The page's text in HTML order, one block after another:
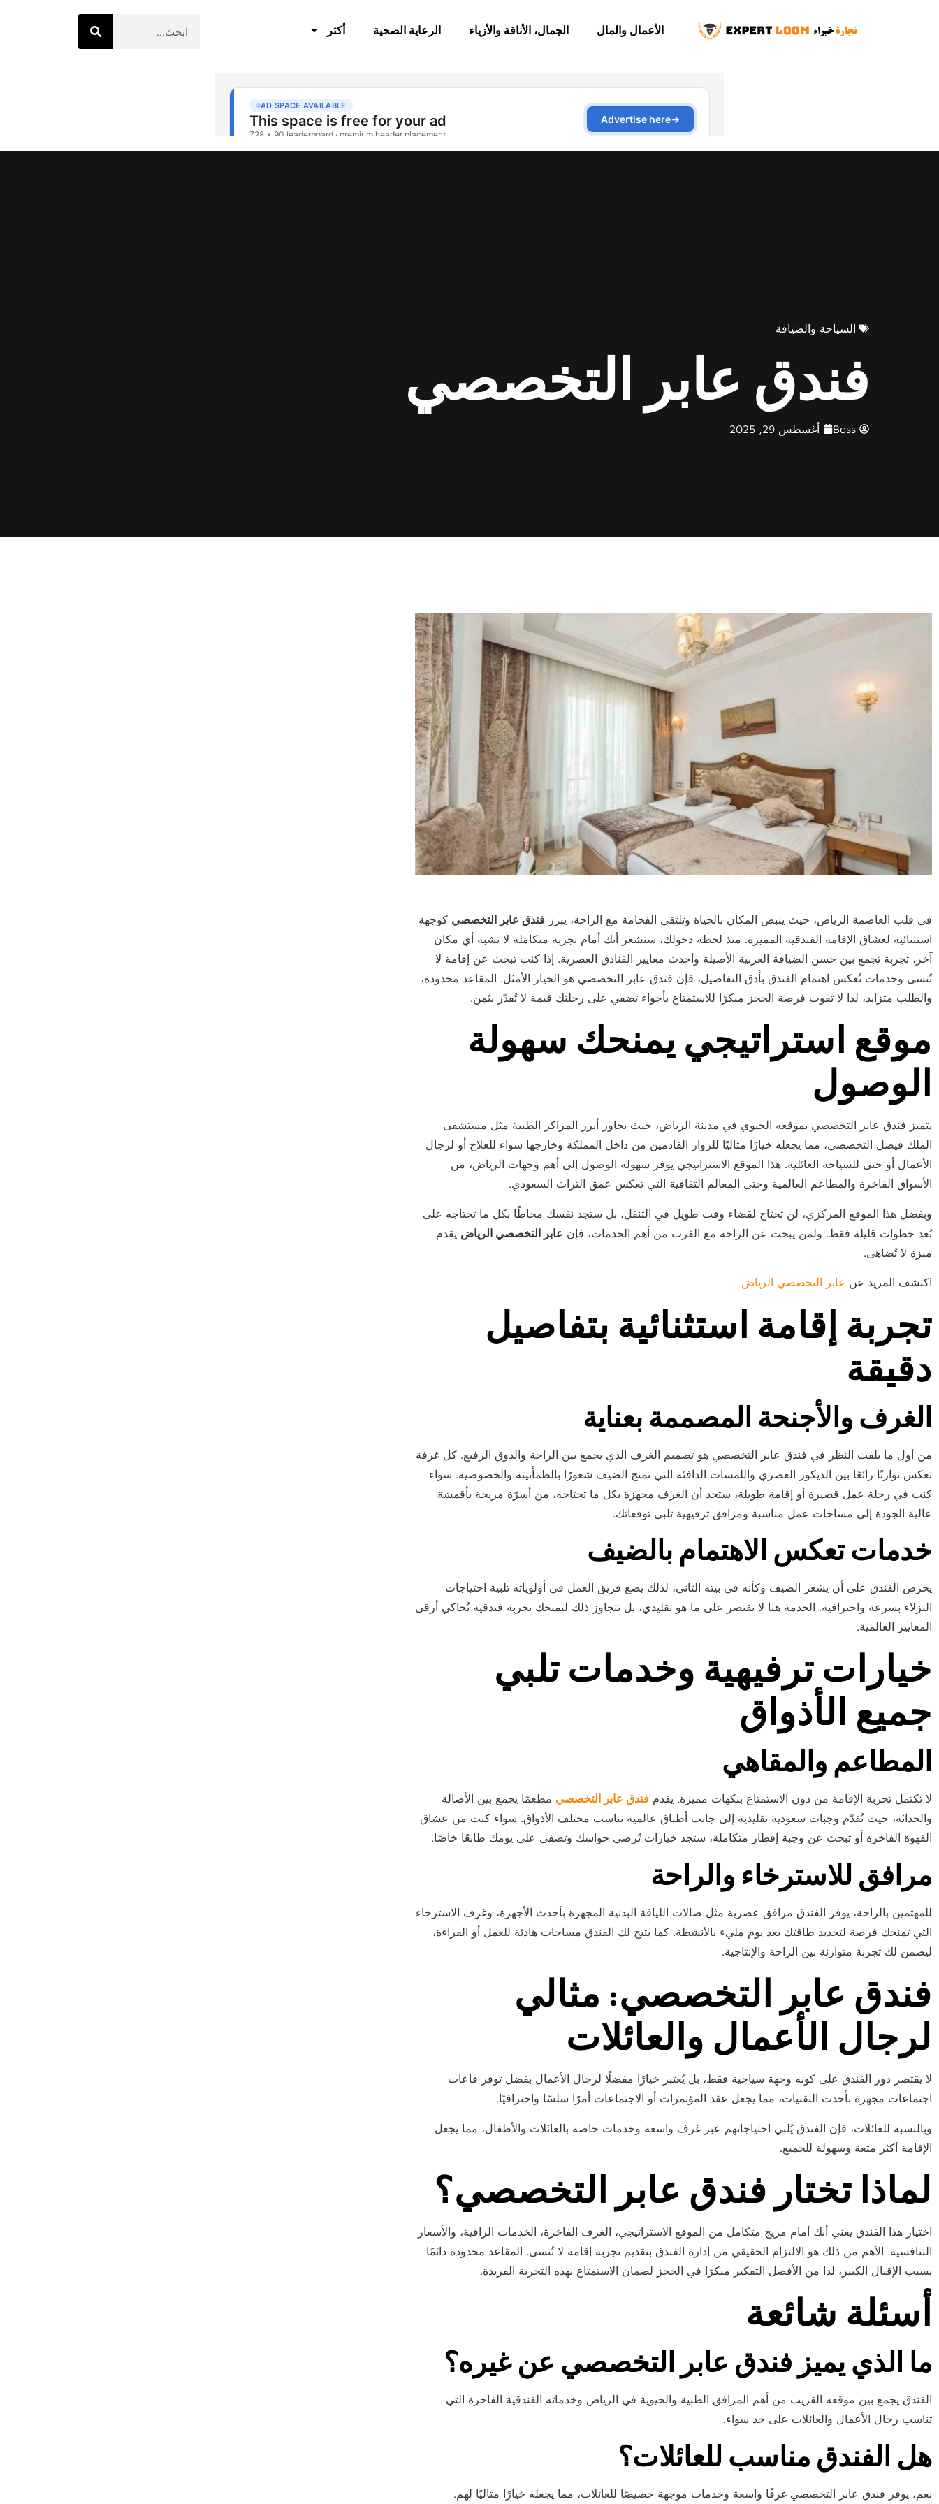
الأعمال والمال الجمال، الأناقة والأزياء الرعاية الصحية أكثر
السياحة والضيافة
فندق عابر التخصصي
Boss أغسطس 29, 2025
في قلب العاصمة الرياض، حيث ينبض المكان بالحياة وتلتقي الفخامة مع الراحة، يبرز فندق عابر التخصصي كوجهة
استثنائية لعشاق الإقامة الفندقية المميزة. منذ لحظة دخولك، ستشعر أنك أمام تجربة متكاملة لا تشبه أي مكان
آخر، تجربة تجمع بين حسن الضيافة العربية الأصيلة وأحدث معايير الفنادق العصرية. إذا كنت تبحث عن إقامة لا
تُنسى وخدمات تُعكس اهتمام الفندق بأدق التفاصيل، فإن فندق عابر التخصصي هو الخيار الأمثل. المقاعد محدودة،
والطلب متزايد، لذا لا تفوت فرصة الحجز مبكرًا للاستمتاع بأجواء تضفي على رحلتك قيمة لا تُقدّر بثمن.
موقع استراتيجي يمنحك سهولة
الوصول
يتميز فندق عابر التخصصي بموقعه الحيوي في مدينة الرياض، حيث يجاور أبرز المراكز الطبية مثل مستشفى
الملك فيصل التخصصي، مما يجعله خيارًا مثاليًا للزوار القادمين من داخل المملكة وخارجها سواء للعلاج أو لرجال
الأعمال أو حتى للسياحة العائلية. هذا الموقع الاستراتيجي يوفر سهولة الوصول إلى أهم وجهات الرياض، من
الأسواق الفاخرة والمطاعم العالمية وحتى المعالم الثقافية التي تعكس عمق التراث السعودي.
وبفضل هذا الموقع المركزي، لن تحتاج لقضاء وقت طويل في التنقل، بل ستجد نفسك محاطًا بكل ما تحتاجه على
بُعد خطوات قليلة فقط. ولمن يبحث عن الراحة مع القرب من أهم الخدمات، فإن عابر التخصصي الرياض يقدم
ميزة لا تُضاهى.
اكتشف المزيد عن عابر التخصصي الرياض
تجربة إقامة استثنائية بتفاصيل
دقيقة
الغرف والأجنحة المصممة بعناية
من أول ما يلفت النظر في فندق عابر التخصصي هو تصميم الغرف الذي يجمع بين الراحة والذوق الرفيع. كل غرفة
تعكس توازنًا رائعًا بين الديكور العصري واللمسات الدافئة التي تمنح الضيف شعورًا بالطمأنينة والخصوصية. سواء
كنت في رحلة عمل قصيرة أو إقامة طويلة، ستجد أن الغرف مجهزة بكل ما تحتاجه، من أسرّة مريحة بأقمشة
عالية الجودة إلى مساحات عمل مناسبة ومرافق ترفيهية تلبي توقعاتك.
خدمات تعكس الاهتمام بالضيف
يحرص الفندق على أن يشعر الضيف وكأنه في بيته الثاني، لذلك يضع فريق العمل في أولوياته تلبية احتياجات
النزلاء بسرعة واحترافية. الخدمة هنا لا تقتصر على ما هو تقليدي، بل تتجاوز ذلك لتمنحك تجربة فندقية تُحاكي أرقى
المعايير العالمية.
خيارات ترفيهية وخدمات تلبي
جميع الأذواق
المطاعم والمقاهي
لا تكتمل تجربة الإقامة من دون الاستمتاع بنكهات مميزة. يقدم فندق عابر التخصصي مطعمًا يجمع بين الأصالة
والحداثة، حيث تُقدّم وجبات سعودية تقليدية إلى جانب أطباق عالمية تناسب مختلف الأذواق. سواء كنت من عشاق
القهوة الفاخرة أو تبحث عن وجبة إفطار متكاملة، ستجد خيارات تُرضي حواسك وتضفي على يومك طابعًا خاصًا.
مرافق للاسترخاء والراحة
للمهتمين بالراحة، يوفر الفندق مرافق عصرية مثل صالات اللياقة البدنية المجهزة بأحدث الأجهزة، وغرف الاسترخاء
التي تمنحك فرصة لتجديد طاقتك بعد يوم مليء بالأنشطة. كما يتيح لك الفندق مساحات هادئة للعمل أو القراءة،
ليضمن لك تجربة متوازنة بين الراحة والإنتاجية.
فندق عابر التخصصي: مثالي
لرجال الأعمال والعائلات
لا يقتصر دور الفندق على كونه وجهة سياحية فقط، بل يُعتبر خيارًا مفضلًا لرجال الأعمال بفضل توفر قاعات
اجتماعات مجهزة بأحدث التقنيات، مما يجعل عقد المؤتمرات أو الاجتماعات أمرًا سلسًا واحترافيًا.
وبالنسبة للعائلات، فإن الفندق يُلبي احتياجاتهم عبر غرف واسعة وخدمات خاصة بالعائلات والأطفال، مما يجعل
الإقامة أكثر متعة وسهولة للجميع.
لماذا تختار فندق عابر التخصصي؟
اختيار هذا الفندق يعني أنك أمام مزيج متكامل من الموقع الاستراتيجي، الغرف الفاخرة، الخدمات الراقية، والأسعار
التنافسية. الأهم من ذلك هو الالتزام الحقيقي من إدارة الفندق بتقديم تجربة إقامة لا تُنسى. المقاعد محدودة دائمًا
بسبب الإقبال الكبير، لذا من الأفضل التفكير مبكرًا في الحجز لضمان الاستمتاع بهذه التجربة الفريدة.
أسئلة شائعة
ما الذي يميز فندق عابر التخصصي عن غيره؟
الفندق يجمع بين موقعه القريب من أهم المرافق الطبية والحيوية في الرياض وخدماته الفندقية الفاخرة التي
تناسب رجال الأعمال والعائلات على حد سواء.
هل الفندق مناسب للعائلات؟
نعم، يوفر فندق عابر التخصصي غرفًا واسعة وخدمات موجهة خصيصًا للعائلات، مما يجعله خيارًا مثاليًا لهم.